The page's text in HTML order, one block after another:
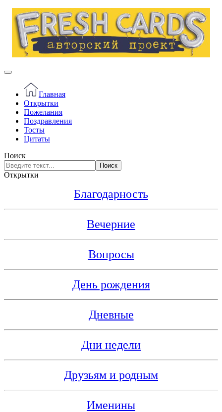
Главная
Открытки
Пожелания
Поздравления
Тосты
Цитаты
Поиск
Поиск
Открытки
Благодарность
Вечерние
Вопросы
День рождения
Дневные
Дни недели
Друзьям и родным
Именины